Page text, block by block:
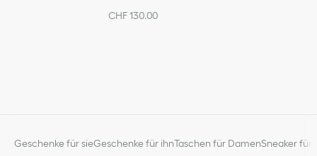
CHF 130.00
Geschenke für sieGeschenke für ihnTaschen für DamenSneaker für